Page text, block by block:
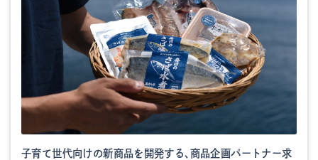
子育て世代向けの新商品を開発する、商品企画パートナー求